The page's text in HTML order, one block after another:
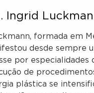
Ingrid
formada em
desde sempre
por especialidades
de
plástica se